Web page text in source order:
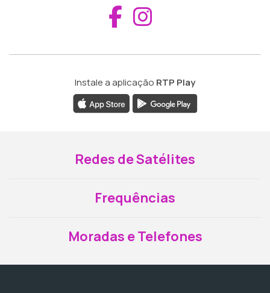
Aceder ao
Instale a aplicação RTP Play
Redes de Satélites
Frequências
Moradas e Telefones